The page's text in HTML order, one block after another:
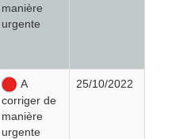
2
manière
urgente
A
corriger de
manière
urgente
25/10/2022